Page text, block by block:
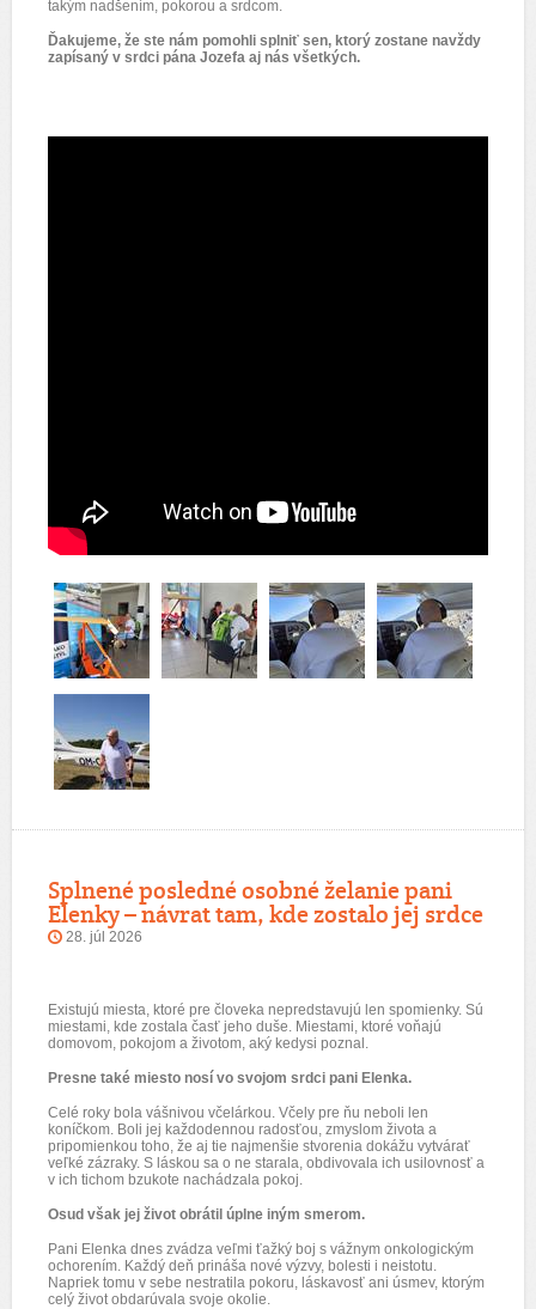
takým nadšením, pokorou a srdcom.
Ďakujeme, že ste nám pomohli splniť sen, ktorý zostane navždy
zapísaný v srdci pána Jozefa aj nás všetkých.
Splnené posledné osobné želanie pani
Elenky – návrat tam, kde zostalo jej srdce
28. júl 2026
Existujú miesta, ktoré pre človeka nepredstavujú len spomienky. Sú
miestami, kde zostala časť jeho duše. Miestami, ktoré voňajú
domovom, pokojom a životom, aký kedysi poznal.
Presne také miesto nosí vo svojom srdci pani Elenka.
Celé roky bola vášnivou včelárkou. Včely pre ňu neboli len
koníčkom. Boli jej každodennou radosťou, zmyslom života a
pripomienkou toho, že aj tie najmenšie stvorenia dokážu vytvárať
veľké zázraky. S láskou sa o ne starala, obdivovala ich usilovnosť a
v ich tichom bzukote nachádzala pokoj.
Osud však jej život obrátil úplne iným smerom.
Pani Elenka dnes zvádza veľmi ťažký boj s vážnym onkologickým
ochorením. Každý deň prináša nové výzvy, bolesti i neistotu.
Napriek tomu v sebe nestratila pokoru, láskavosť ani úsmev, ktorým
celý život obdarúvala svoje okolie.